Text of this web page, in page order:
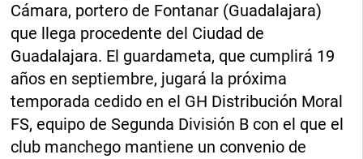
Cámara, portero de Fontanar (Guadalajara)
que llega procedente del Ciudad de
Guadalajara. El guardameta, que cumplirá 19
años en septiembre, jugará la próxima
temporada cedido en el GH Distribución Moral
FS, equipo de Segunda División B con el que el
club manchego mantiene un convenio de